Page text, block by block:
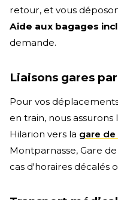
retour, et vous
Aide aux bagages
demande.
Liaisons gares
Pour vos
en train, nous assurons
Hilarion vers la gare de
Montparnasse, Gare
cas d'horaires décalés